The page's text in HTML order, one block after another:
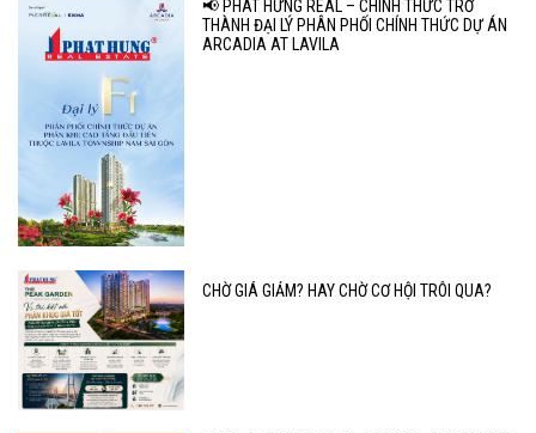
📢 PHÁT HƯNG REAL – CHÍNH THỨC TRỞ
THÀNH ĐẠI LÝ PHÂN PHỐI CHÍNH THỨC DỰ ÁN
ARCADIA AT LAVILA
CHỜ GIÁ GIẢM? HAY CHỜ CƠ HỘI TRÔI QUA?